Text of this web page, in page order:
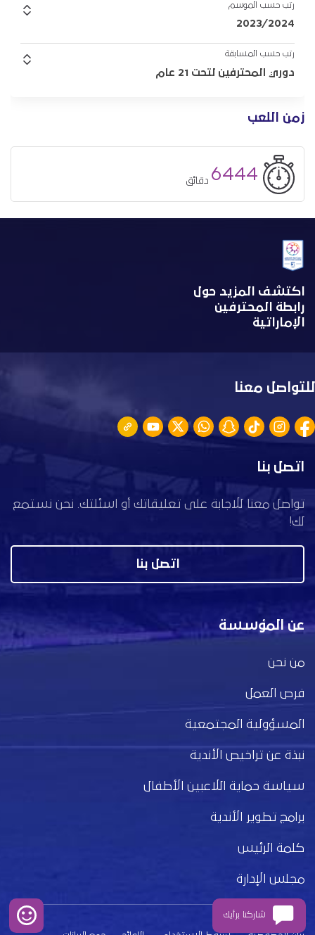
زمن اللعب
6444 دقائق
رتب حسب الموسم
2023/2024
رتب حسب المسابقة
دوري المحترفين لتحت 21 عام
اكتشف المزيد حول
رابطة المحترفين
الإماراتية
للتواصل معنا
اتصل بنا
تواصل معنا للاجابة على تعليقاتك أو اسئلتك. نحن نستمع
لك!
اتصل بنا
عن المؤسسة
من نحن
فرص العمل
المسؤولية المجتمعية
نبذة عن تراخيص الأندية
سياسة حماية اللاعبين الأطفال
برامج تطوير الأندية
كلمة الرئيس
مجلس الإدارة
شاركنا برأيك